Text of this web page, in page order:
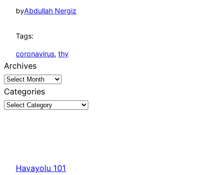
byAbdullah Nergiz
Tags:
coronavirus, thy
Archives
Categories
Havayolu 101